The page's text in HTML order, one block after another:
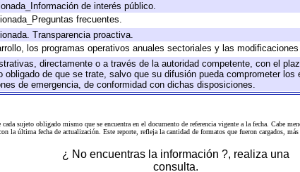
de interés público.
frecuentes.
Transparencia proactiva.
los programas operativos anuales sectoriales y las
directamente o a través de la autoridad competente, con el
de que se trate, salvo que su difusión pueda comprometer los
de emergencia, de conformidad con dichas disposiciones.
sujeto obligado mismo que se encuentra en el documento de referenciavigente a la fecha. Cabe
la última fecha de actualización. Este reporte, refleja la cantidad de formatos que fueron cargados,
¿ No encuentras la información ?, realiza una
consulta.